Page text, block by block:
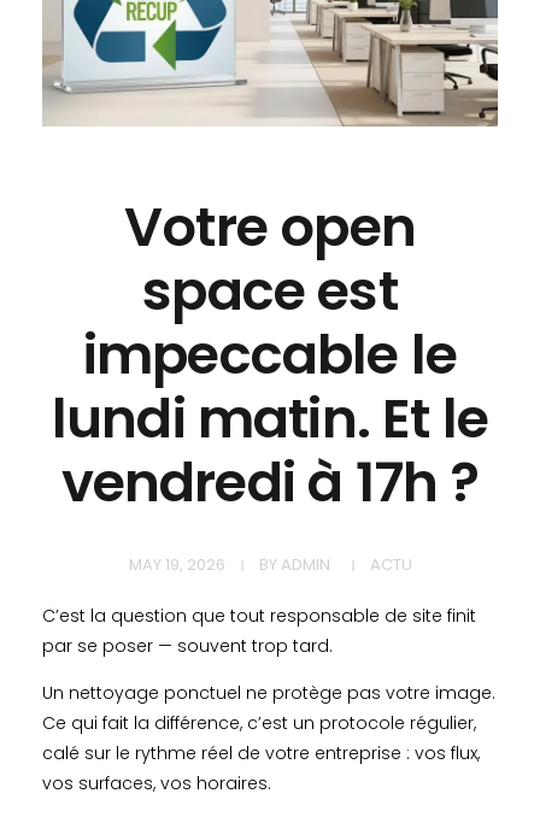
Votre open
space est
impeccable le
lundi matin. Et le
vendredi à 17h ?
MAY 19, 2026 BY ADMIN ACTU
C’est la question que tout responsable de site finit
par se poser — souvent trop tard.
Un nettoyage ponctuel ne protège pas votre image.
Ce qui fait la différence, c’est un protocole régulier,
calé sur le rythme réel de votre entreprise : vos flux,
vos surfaces, vos horaires.